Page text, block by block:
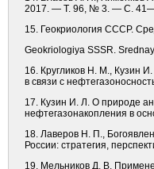
2017. — Т. 96, № 3. — С.
15. Геокриология СССР.
Geokriologiya SSSR.
16. Кругликов Н. М., Кузин
в связи с
17. Кузин И. Л. О природе
нефтегазонакопления в
18. Лаверов Н. П.,
России: стратегия,
19. Мельников Д. В.